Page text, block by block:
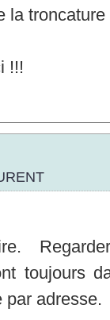
la
!!!
toujours
par adresse.